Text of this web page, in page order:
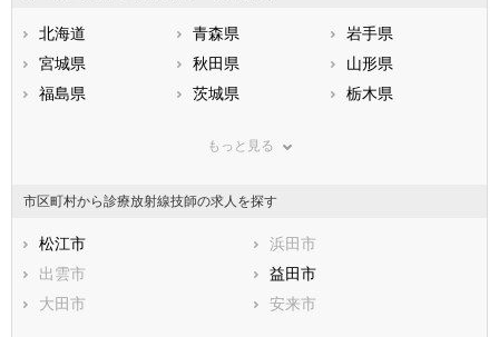
北海道 青森県
岩手県
宮城県
秋田県
山形県
福島県
茨城県
栃木県
神奈川県
石川県
福井県
静岡県
滋賀県
兵庫県
もっと見る
市区町村から診療放射線技師の求人を探す
松江市
浜田市
出雲市
益田市
大田市
安来市